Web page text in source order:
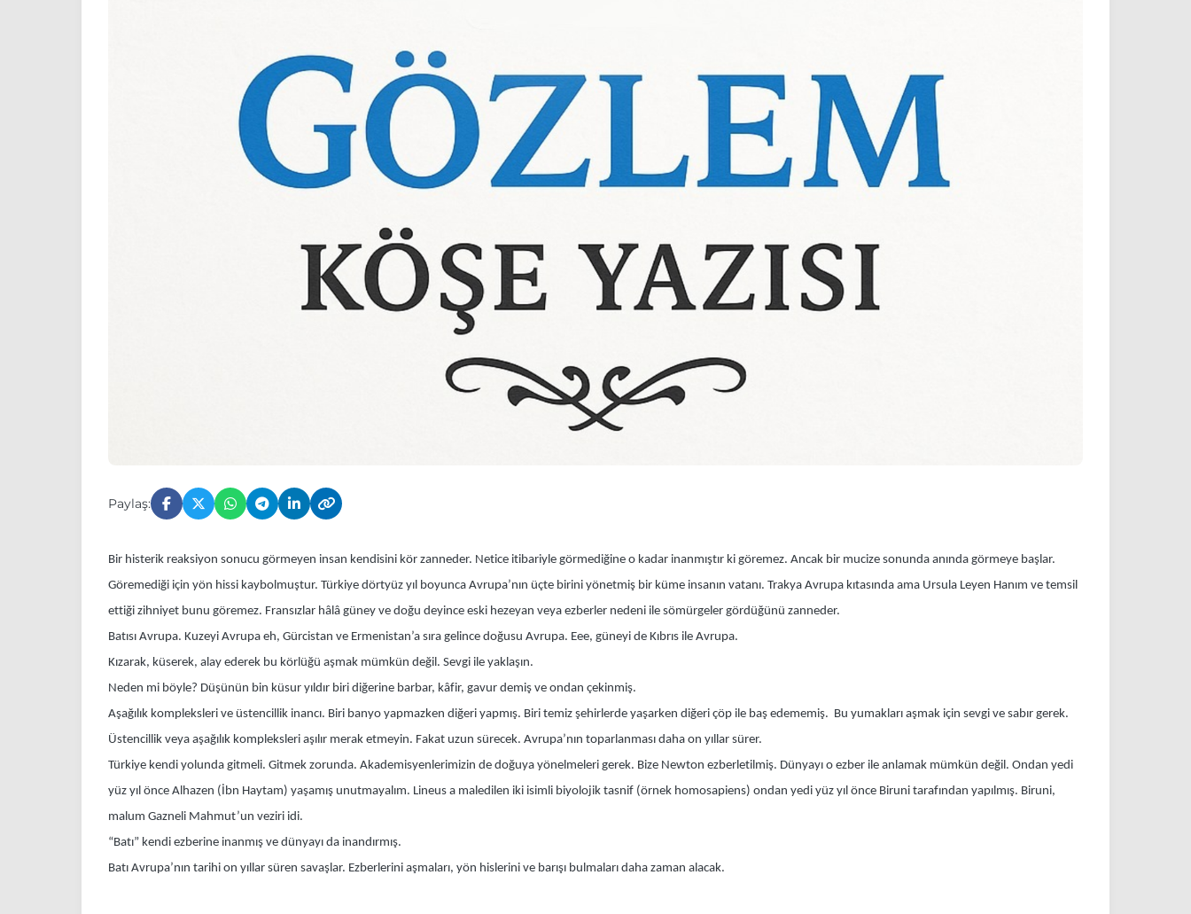
Paylaş:
Bir histerik reaksiyon sonucu görmeyen insan kendisini kör zanneder. Netice itibariyle görmediğine o kadar inanmıştır ki göremez. Ancak bir mucize sonunda anında görmeye başlar.
Göremediği için yön hissi kaybolmuştur. Türkiye dörtyüz yıl boyunca Avrupa’nın üçte birini yönetmiş bir küme insanın vatanı. Trakya Avrupa kıtasında ama Ursula Leyen Hanım ve temsil
ettiği zihniyet bunu göremez. Fransızlar hâlâ güney ve doğu deyince eski hezeyan veya ezberler nedeni ile sömürgeler gördüğünü zanneder.
Batısı Avrupa. Kuzeyi Avrupa eh, Gürcistan ve Ermenistan’a sıra gelince doğusu Avrupa. Eee, güneyi de Kıbrıs ile Avrupa.
Kızarak, küserek, alay ederek bu körlüğü aşmak mümkün değil. Sevgi ile yaklaşın.
Neden mi böyle? Düşünün bin küsur yıldır biri diğerine barbar, kâfir, gavur demiş ve ondan çekinmiş.
Aşağılık kompleksleri ve üstencillik inancı. Biri banyo yapmazken diğeri yapmış. Biri temiz şehirlerde yaşarken diğeri çöp ile baş edememiş. Bu yumakları aşmak için sevgi ve sabır gerek.
Üstencillik veya aşağılık kompleksleri aşılır merak etmeyin. Fakat uzun sürecek. Avrupa’nın toparlanması daha on yıllar sürer.
Türkiye kendi yolunda gitmeli. Gitmek zorunda. Akademisyenlerimizin de doğuya yönelmeleri gerek. Bize Newton ezberletilmiş. Dünyayı o ezber ile anlamak mümkün değil. Ondan yedi
yüz yıl önce Alhazen (İbn Haytam) yaşamış unutmayalım. Lineus a maledilen iki isimli biyolojik tasnif (örnek homosapiens) ondan yedi yüz yıl önce Biruni tarafından yapılmış. Biruni,
malum Gazneli Mahmut’un veziri idi.
“Batı” kendi ezberine inanmış ve dünyayı da inandırmış.
Batı Avrupa’nın tarihi on yıllar süren savaşlar. Ezberlerini aşmaları, yön hislerini ve barışı bulmaları daha zaman alacak.